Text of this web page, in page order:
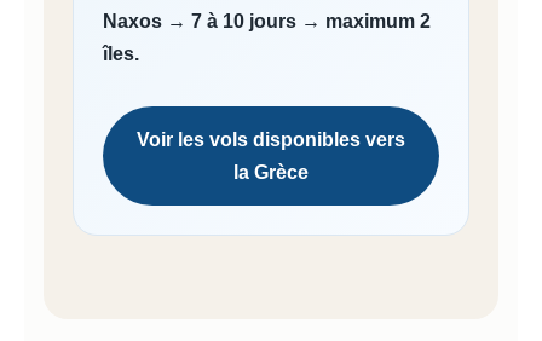
Naxos → 7 à 10 jours → maximum 2
îles.
Voir les vols disponibles vers
la Grèce